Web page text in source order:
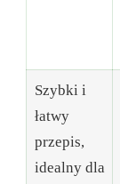
Szybki i
łatwy
przepis,
idealny dla